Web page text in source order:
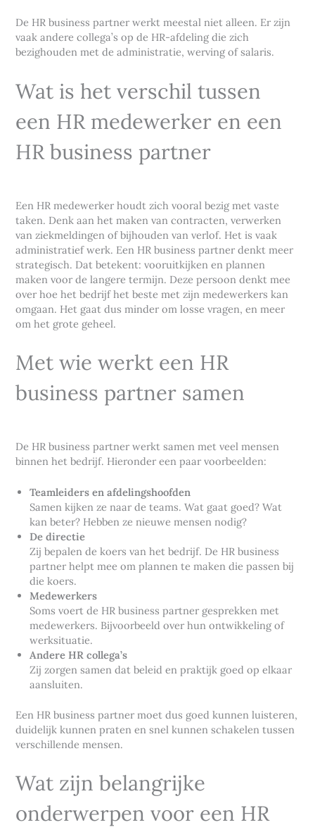
De HR business partner werkt meestal niet alleen. Er zijn
vaak andere collega’s op de HR-afdeling die zich
bezighouden met de administratie, werving of salaris.
Wat is het verschil tussen
een HR medewerker en een
HR business partner
Een HR medewerker houdt zich vooral bezig met vaste
taken. Denk aan het maken van contracten, verwerken
van ziekmeldingen of bijhouden van verlof. Het is vaak
administratief werk. Een HR business partner denkt meer
strategisch. Dat betekent: vooruitkijken en plannen
maken voor de langere termijn. Deze persoon denkt mee
over hoe het bedrijf het beste met zijn medewerkers kan
omgaan. Het gaat dus minder om losse vragen, en meer
om het grote geheel.
Met wie werkt een HR
business partner samen
De HR business partner werkt samen met veel mensen
binnen het bedrijf. Hieronder een paar voorbeelden:
Teamleiders en afdelingshoofden
Samen kijken ze naar de teams. Wat gaat goed? Wat
kan beter? Hebben ze nieuwe mensen nodig?
De directie
Zij bepalen de koers van het bedrijf. De HR business
partner helpt mee om plannen te maken die passen bij
die koers.
Medewerkers
Soms voert de HR business partner gesprekken met
medewerkers. Bijvoorbeeld over hun ontwikkeling of
werksituatie.
Andere HR collega’s
Zij zorgen samen dat beleid en praktijk goed op elkaar
aansluiten.
Een HR business partner moet dus goed kunnen luisteren,
duidelijk kunnen praten en snel kunnen schakelen tussen
verschillende mensen.
Wat zijn belangrijke
onderwerpen voor een HR